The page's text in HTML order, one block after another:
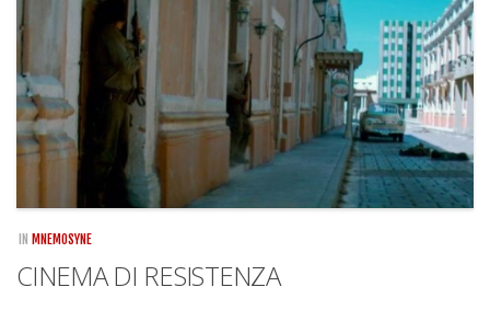
IN MNEMOSYNE
CINEMA DI RESISTENZA